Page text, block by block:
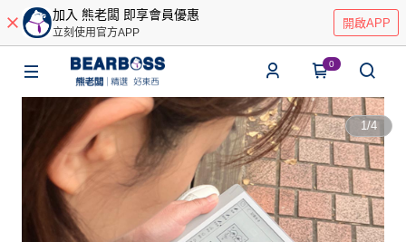
加入 熊老闆 即享會員優惠
立刻使用官方APP
開啟APP
0
1/4